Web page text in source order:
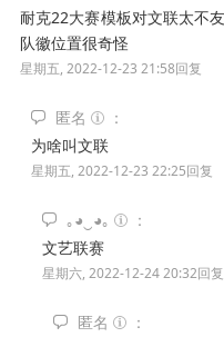
耐克22大赛模板对文联太不
队徽位置很奇怪
星期五, 2022-12-23 21:58回复
匿名
为啥叫文联
星期五, 2022-12-23 22:25回复
｡◕‿◕｡
文艺联赛
星期六, 2022-12-24 20:32回复
匿名